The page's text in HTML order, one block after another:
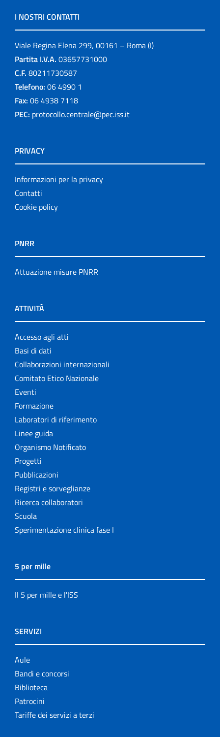
I NOSTRI CONTATTI
Viale Regina Elena 299, 00161 – Roma (I)
Partita I.V.A. 03657731000
C.F. 80211730587
Telefono: 06 4990 1
Fax: 06 4938 7118
PEC: protocollo.centrale@pec.iss.it
PRIVACY
Informazioni per la privacy
Contatti
Cookie policy
PNRR
Attuazione misure PNRR
ATTIVITÀ
Accesso agli atti
Basi di dati
Collaborazioni internazionali
Comitato Etico Nazionale
Eventi
Formazione
Laboratori di riferimento
Linee guida
Organismo Notificato
Progetti
Pubblicazioni
Registri e sorveglianze
Ricerca collaboratori
Scuola
Sperimentazione clinica fase I
5 per mille
Il 5 per mille e l'ISS
SERVIZI
Aule
Bandi e concorsi
Biblioteca
Patrocini
Tariffe dei servizi a terzi